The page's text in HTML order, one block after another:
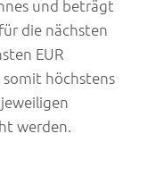
und beträgt
die nächsten
EUR
höchstens
werden.